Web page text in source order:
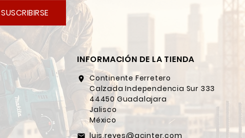
SUSCRIBIRSE
INFORMACIÓN DE LA TIENDA
location_on Continente Ferretero
Calzada Independencia Sur 333
44450 Guadalajara
Jalisco
México
email luis.reyes@gcinter.com